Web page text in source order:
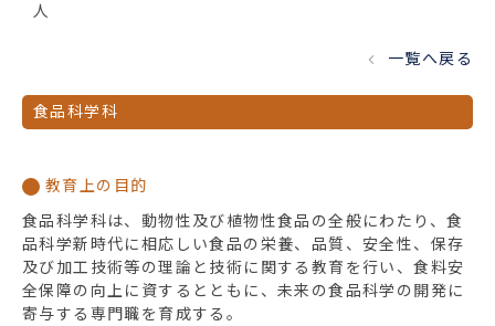
人
一覧へ戻る
食品科学科
教育上の目的
食品科学科は、動物性及び植物性食品の全般にわたり、食
品科学新時代に相応しい食品の栄養、品質、安全性、保存
及び加工技術等の理論と技術に関する教育を行い、食料安
全保障の向上に資するとともに、未来の食品科学の開発に
寄与する専門職を育成する。